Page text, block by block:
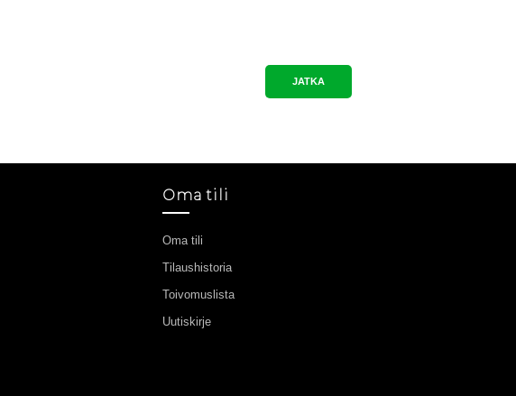
JATKA
Oma tili
Oma tili
Tilaushistoria
Toivomuslista
Uutiskirje